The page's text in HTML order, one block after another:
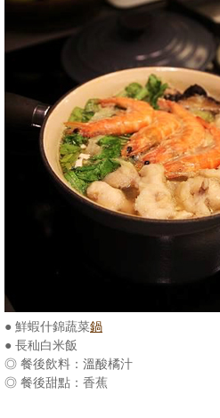
● 鮮蝦什錦蔬菜鍋
● 長秈白米飯
◎ 餐後飲料：溫酸橘汁
◎ 餐後甜點：香蕉